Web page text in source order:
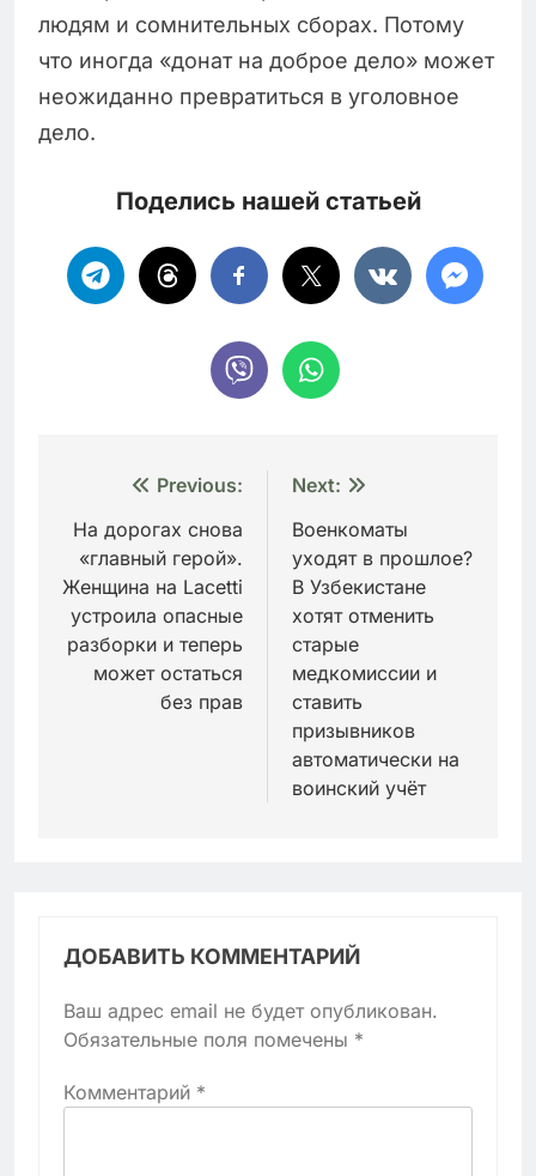
людям и сомнительных сборах. Потому
что иногда «донат на доброе дело» может
неожиданно превратиться в уголовное
дело.
Поделись нашей статьей
Навигация
по
записям
Previous:
На дорогах снова
«главный герой».
Женщина на Lacetti
устроила опасные
разборки и теперь
может остаться
без прав
Next:
Военкоматы
уходят в прошлое?
В Узбекистане
хотят отменить
старые
медкомиссии и
ставить
призывников
автоматически на
воинский учёт
ДОБАВИТЬ КОММЕНТАРИЙ
Ваш адрес email не будет опубликован.
Обязательные поля помечены *
Комментарий *